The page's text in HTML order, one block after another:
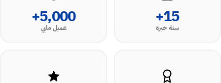
15+
سنة خبرة
5,000+
عميل مابي